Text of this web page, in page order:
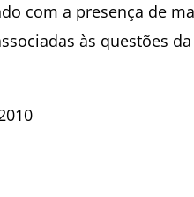
com a presença de
às questões